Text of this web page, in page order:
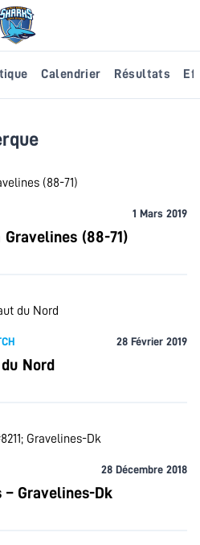
Calendrier Résultats
1 Mars 2019
(88-71)
28 Février 2019
Nord
28 Décembre 2018
– Gravelines-Dk